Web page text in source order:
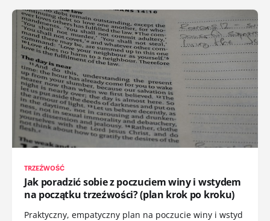
TRZEŹWOŚĆ
Jak poradzić sobie z poczuciem winy i wstydem
na początku trzeźwości? (plan krok po kroku)
Praktyczny, empatyczny plan na poczucie winy i wstyd